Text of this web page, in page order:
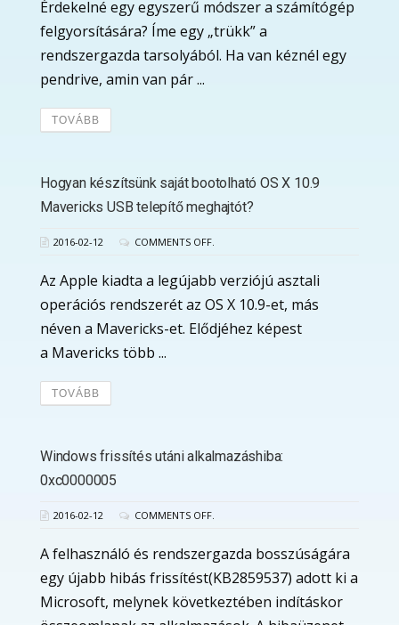
Érdekelné egy egyszerű módszer a számítógép
felgyorsítására? Íme egy „trükk” a
rendszergazda tarsolyából. Ha van kéznél egy
pendrive, amin van pár ...
TOVÁBB
Hogyan készítsünk saját bootolható OS X 10.9
Mavericks USB telepítő meghajtót?
2016-02-12 COMMENTS OFF.
Az Apple kiadta a legújabb verziójú asztali
operációs rendszerét az OS X 10.9-et, más
néven a Mavericks-et. Elődjéhez képest
a Mavericks több ...
TOVÁBB
Windows frissítés utáni alkalmazáshiba:
0xc0000005
2016-02-12 COMMENTS OFF.
A felhasználó és rendszergazda bosszúságára
egy újabb hibás frissítést(KB2859537) adott ki a
Microsoft, melynek következtében indításkor